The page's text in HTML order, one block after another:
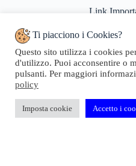
Link
Politiche
Pagamenti
Termini
Cookie
Domande
Copyright © 2024 Geosta di
Ti piacciono i Cookies?
Questo sito utilizza i cookies
d'utilizzo. Puoi acconsentire o
pulsanti. Per maggiori
policy
Imposta cookie Accetto i